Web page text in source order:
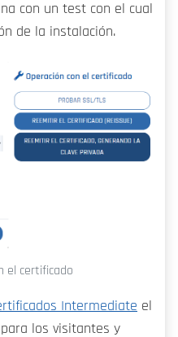
con un test con el cual
de la instalación.
el certificado
Intermediate el
los visitantes y